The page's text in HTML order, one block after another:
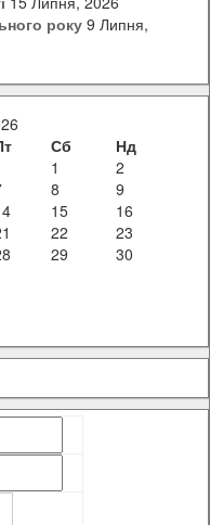
року 9 Липня,
Сб
Нд
1
2
8
9
15
16
22
23
29
30